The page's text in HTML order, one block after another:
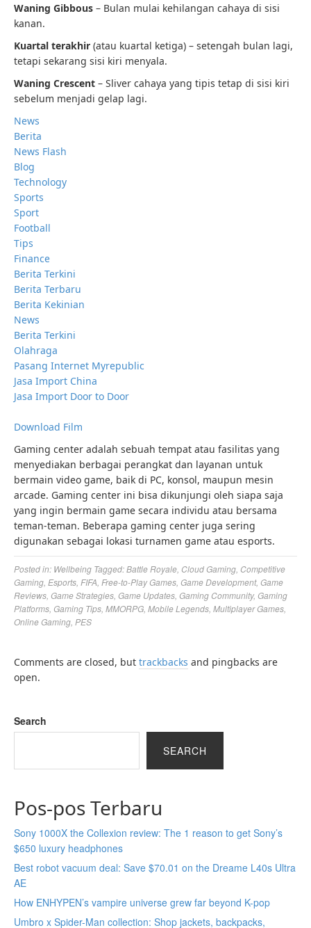
Waning Gibbous – Bulan mulai kehilangan cahaya di sisi
kanan.
Kuartal terakhir (atau kuartal ketiga) – setengah bulan lagi,
tetapi sekarang sisi kiri menyala.
Waning Crescent – Sliver cahaya yang tipis tetap di sisi kiri
sebelum menjadi gelap lagi.
News
Berita
News Flash
Blog
Technology
Sports
Sport
Football
Tips
Finance
Berita Terkini
Berita Terbaru
Berita Kekinian
News
Berita Terkini
Olahraga
Pasang Internet Myrepublic
Jasa Import China
Jasa Import Door to Door
Download Film
Gaming center adalah sebuah tempat atau fasilitas yang
menyediakan berbagai perangkat dan layanan untuk
bermain video game, baik di PC, konsol, maupun mesin
arcade. Gaming center ini bisa dikunjungi oleh siapa saja
yang ingin bermain game secara individu atau bersama
teman-teman. Beberapa gaming center juga sering
digunakan sebagai lokasi turnamen game atau esports.
Posted in: Wellbeing Tagged:Battle Royale Cloud Gaming Competitive
Gaming Esports FIFA Free-to-Play Games Game Development, Game
Reviews Game Strategies Game Updates Gaming Community, Gaming
Platforms Gaming Tips MMORPG Mobile Legends Multiplayer Games
Online Gaming PES
Comments are closed, but trackbacks and pingbacks are
open.
Search
SEARCH
Pos-pos Terbaru
Sony 1000X the Collexion review: The 1 reason to get Sony’s
$650 luxury headphones
Best robot vacuum deal: Save $70.01 on the Dreame L40s Ultra
AE
How ENHYPEN’s vampire universe grew far beyond K-pop
Umbro x Spider-Man collection: Shop jackets, backpacks,